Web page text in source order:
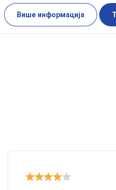
Више информација